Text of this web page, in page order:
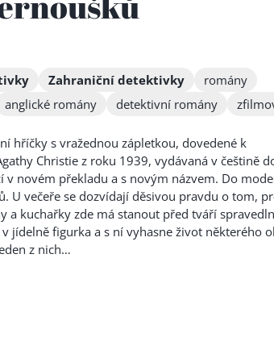
Zahraniční detektivky
romány
anglické romány detektivní romány
hříčky s vražednou zápletkou, dovedené k
Christie z roku 1939, vydávaná v češtině
v novém překladu a s novým názvem. Do
U večeře se dozvídají děsivou pravdu o tom,
a kuchařky zde má stanout před tváří
jídelně figurka a s ní vyhasne život některého
z nich…